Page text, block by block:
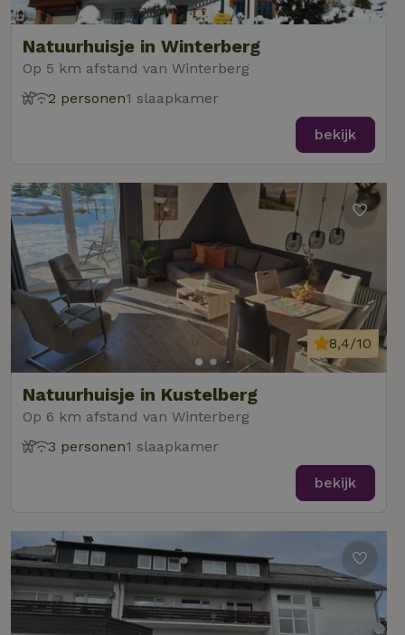
Natuurhuisje in Winterberg
Op 5 km afstand van Winterberg
2 personen1 slaapkamer
bekijk
Natuurhuisje in Kustelberg
Op 6 km afstand van Winterberg
8,4/10
3 personen1 slaapkamer
bekijk